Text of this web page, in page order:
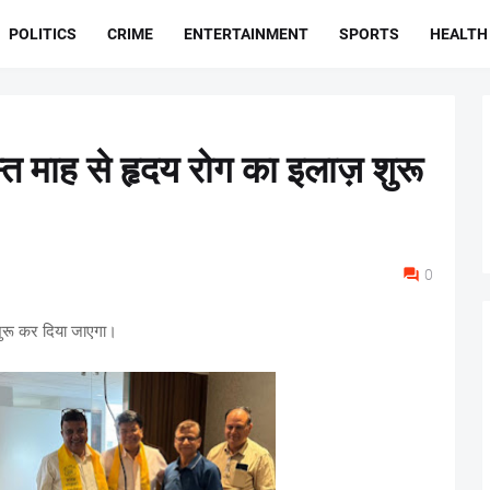
POLITICS CRIME ENTERTAINMENT SPORTS HEALTH
माह से हृदय रोग का इलाज़ शुरू
0
कर दिया जाएगा।